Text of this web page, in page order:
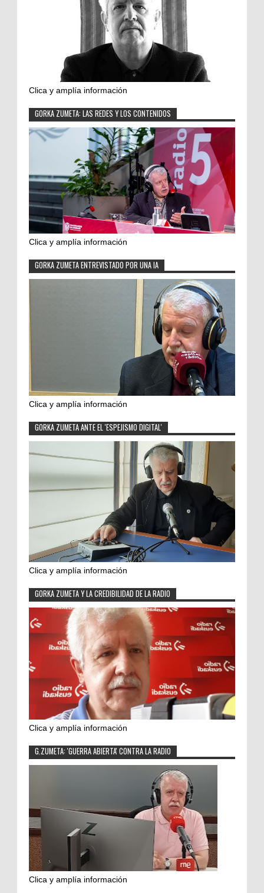
Clica y amplía información
GORKA ZUMETA: LAS REDES Y LOS CONTENIDOS
Clica y amplía información
GORKA ZUMETA ENTREVISTADO POR UNA IA
Clica y amplía información
GORKA ZUMETA ANTE EL 'ESPEJISMO DIGITAL'
Clica y amplía información
GORKA ZUMETA Y LA CREDIBILIDAD DE LA RADIO
Clica y amplía información
G.ZUMETA: 'GUERRA ABIERTA' CONTRA LA RADIO
Clica y amplía información